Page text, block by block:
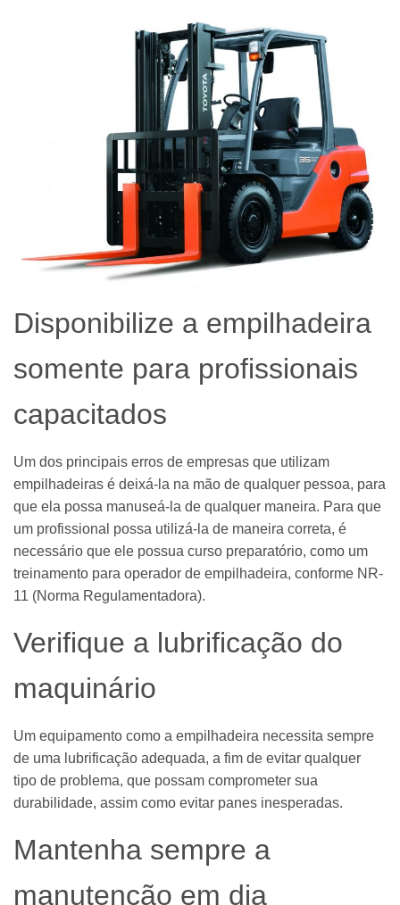
Disponibilize a empilhadeira
somente para profissionais
capacitados
Um dos principais erros de empresas que utilizam
empilhadeiras é deixá-la na mão de qualquer pessoa, para
que ela possa manuseá-la de qualquer maneira. Para que
um profissional possa utilizá-la de maneira correta, é
necessário que ele possua curso preparatório, como um
treinamento para operador de empilhadeira, conforme NR-
11 (Norma Regulamentadora).
Verifique a lubrificação do
maquinário
Um equipamento como a empilhadeira necessita sempre
de uma lubrificação adequada, a fim de evitar qualquer
tipo de problema, que possam comprometer sua
durabilidade, assim como evitar panes inesperadas.
Mantenha sempre a
manutenção em dia